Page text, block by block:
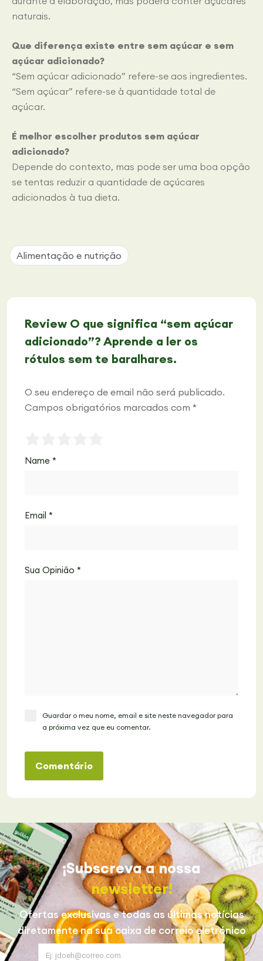
naturais.
Que diferença existe entre sem açúcar e sem
açúcar adicionado?
“Sem açúcar adicionado” refere-se aos ingredientes.
“Sem açúcar” refere-se à quantidade total de
açúcar.
É melhor escolher produtos sem açúcar
adicionado?
Depende do contexto, mas pode ser uma boa opção
se tentas reduzir a quantidade de açúcares
adicionados à tua dieta.
Alimentação e nutrição
Review O que significa “sem açúcar
adicionado”? Aprende a ler os
rótulos sem te baralhares.
O seu endereço de email não será publicado.
Campos obrigatórios marcados com *
Name *
Email *
Sua Opinião *
Guardar o meu nome, email e site neste navegador para
a próxima vez que eu comentar.
Comentário
¡Subscreva a nossa
newsletter!
Ofertas exclusivas e todas as últimas notícias
diretamente na sua caixa de correio eletrónico